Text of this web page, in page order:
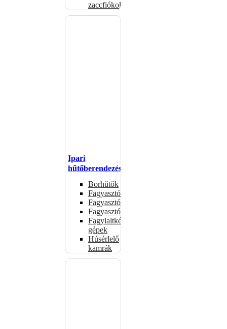
zaccfiókok
Ipari
hűtőberendezések
Borhűtők
Fagyasztóasztalok
Fagyasztóládák
Fagyasztószekrények
Fagylaltkészítő
gépek
Húsérlelő
kamrák